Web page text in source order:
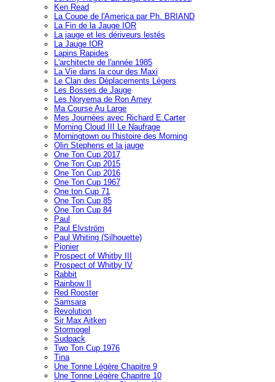
Ken Read
La Coupe de l'America par Ph. BRIAND
La Fin de la Jauge IOR
La jauge et les dériveurs lestés
La Jauge IOR
Lapins Rapides
L'architecte de l'année 1985
La Vie dans la cour des Maxi
Le Clan des Déplacements Légers
Les Bosses de Jauge
Les Noryema de Ron Amey
Ma Course Au Large
Mes Journées avec Richard E.Carter
Morning Cloud III Le Naufrage
Morningtown ou l'histoire des Morning
Olin Stephens et la jauge
One Ton Cup 2017
One Ton Cup 2015
One Ton Cup 2016
One Ton Cup 1967
One ton Cup 71
One Ton Cup 85
One Ton Cup 84
Paul
Paul Elvström
Paul Whiting (Silhouette)
Pionier
Prospect of Whitby III
Prospect of Whitby IV
Rabbit
Rainbow II
Red Rooster
Samsara
Revolution
Sir Max Aitken
Stormogel
Sudpack
Two Ton Cup 1976
Tina
Une Tonne Légère Chapitre 9
Une Tonne Légère Chapitre 10